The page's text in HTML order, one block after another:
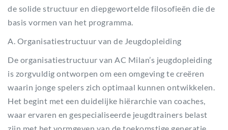
de solide structuur en diepgewortelde filosofieën die de
basis vormen van het programma.
A. Organisatiestructuur van de Jeugdopleiding
De organisatiestructuur van AC Milan’s jeugdopleiding
is zorgvuldig ontworpen om een omgeving te creëren
waarin jonge spelers zich optimaal kunnen ontwikkelen.
Het begint met een duidelijke hiërarchie van coaches,
waar ervaren en gespecialiseerde jeugdtrainers belast